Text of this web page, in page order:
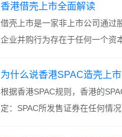
香港借壳上市全面解读
借壳上市是一家非上市公司通过
企业并购行为存在于任何一个资
为什么说香港SPAC造壳上
根据香港SPAC规则，香港的
定：SPAC所发售证券在任何情